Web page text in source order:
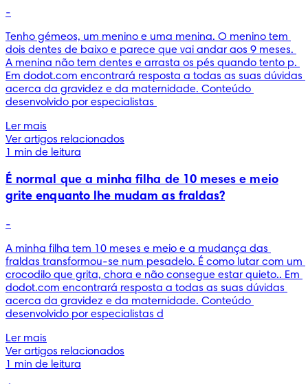
-
Tenho gémeos, um menino e uma menina. O menino tem
dois dentes de baixo e parece que vai andar aos 9 meses.
A menina não tem dentes e arrasta os pés quando tento p.
Em dodot.com encontrará resposta a todas as suas dúvidas
acerca da gravidez e da maternidade. Conteúdo
desenvolvido por especialistas
Ler mais
Ver artigos relacionados
1 min de leitura
É normal que a minha filha de 10 meses e meio
grite enquanto lhe mudam as fraldas?
-
A minha filha tem 10 meses e meio e a mudança das
fraldas transformou-se num pesadelo. É como lutar com um
crocodilo que grita, chora e não consegue estar quieto.. Em
dodot.com encontrará resposta a todas as suas dúvidas
acerca da gravidez e da maternidade. Conteúdo
desenvolvido por especialistas d
Ler mais
Ver artigos relacionados
1 min de leitura